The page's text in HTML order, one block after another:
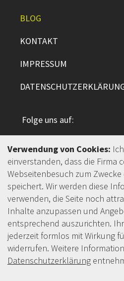
BLOG
KONTAKT
IMPRESSUM
Folge uns auf:
cosee GmbH
Mina-Rees-Straße 8
64295 Darmstadt
+49 6151 95744 00
© cosee2026
Apple, das Apple-Logo und
Verwendung von Cookies:
einverstanden, dass die Firma
Webseitenbesuch zum
speichert. Wir werden diese
verwenden, die Seite noch
Inhalte anzupassen und
entsprechend auszurichten.
jederzeit formlos mit Wirkung
widerrufen. Weitere
Datenschutzerklärung